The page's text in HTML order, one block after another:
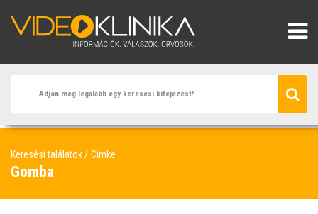
Keresési találatok Cimke
Gomba